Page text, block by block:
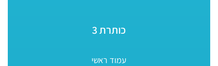
כותרת 3
עמוד ראשי